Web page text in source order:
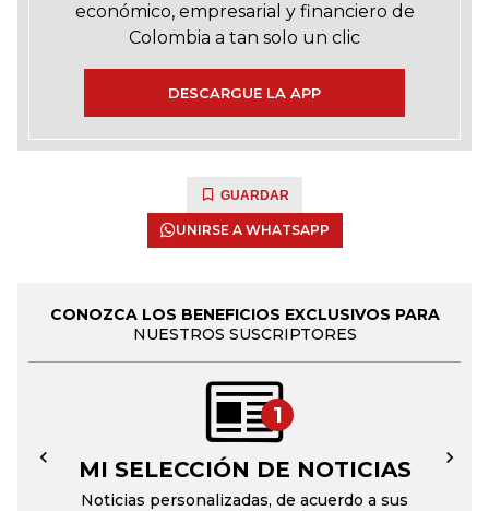
económico, empresarial y financiero de
Colombia a tan solo un clic
DESCARGUE LA APP
GUARDAR
UNIRSE A WHATSAPP
CONOZCA LOS BENEFICIOS EXCLUSIVOS PARA
NUESTROS SUSCRIPTORES
1
MI SELECCIÓN DE NOTICIAS
Noticias personalizadas, de acuerdo a sus
← →